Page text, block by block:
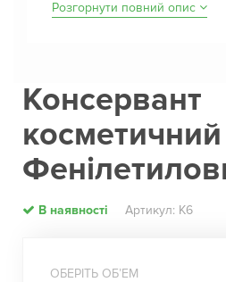
Розгорнути повний опис
Консервант
косметичний
В наявності Артикул: К6
ОБЕРІТЬ ОБʼЕМ